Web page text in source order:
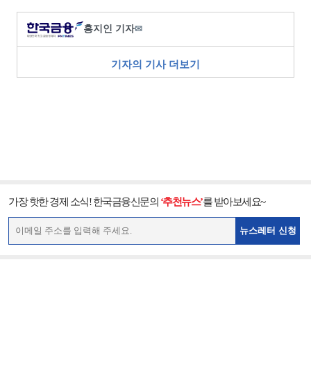
홍지인 기자✉
기자의 기사 더보기
가장 핫한 경제 소식! 한국금융신문의 ‘추천뉴스’를 받아보세요~
뉴스레터 신청